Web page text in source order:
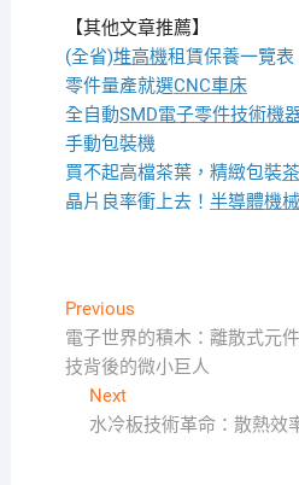
【其他文章推薦】
(全省)堆高機租賃保養一覽表
零件量產就選CNC車床
全自動SMD電子零件技術機
手動包裝機
買不起高檔茶葉，精緻包裝
晶片良率衝上去！ 半導體機
文
章
導
覽
PreviousPrevious
post:
電子世界的積木：離散式元
技背後的微小巨人
NextNext
post:
水冷板技術革命：散熱效